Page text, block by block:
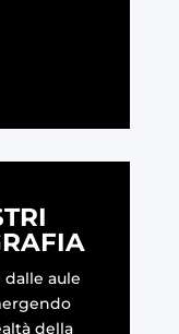
dalle aule
della